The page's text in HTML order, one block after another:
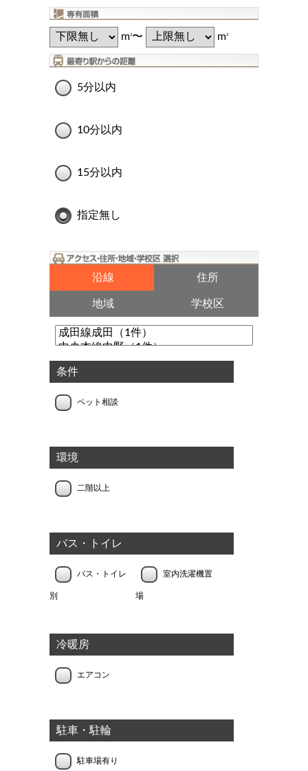
m2〜 m2
5分以内
10分以内
15分以内
指定無し
沿線 住所
地域 学校区
条件
ペット相談
環境
二階以上
バス・トイレ
バス・トイレ
別
室内洗濯機置
場
冷暖房
エアコン
駐車・駐輪
駐車場有り